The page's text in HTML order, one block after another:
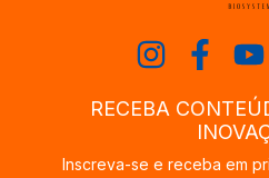
RECEBA
Inscreva-se e receba em